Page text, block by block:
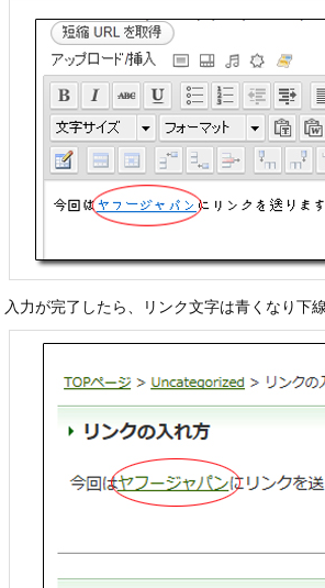
入力が完了したら、リンク文字は青くなり下